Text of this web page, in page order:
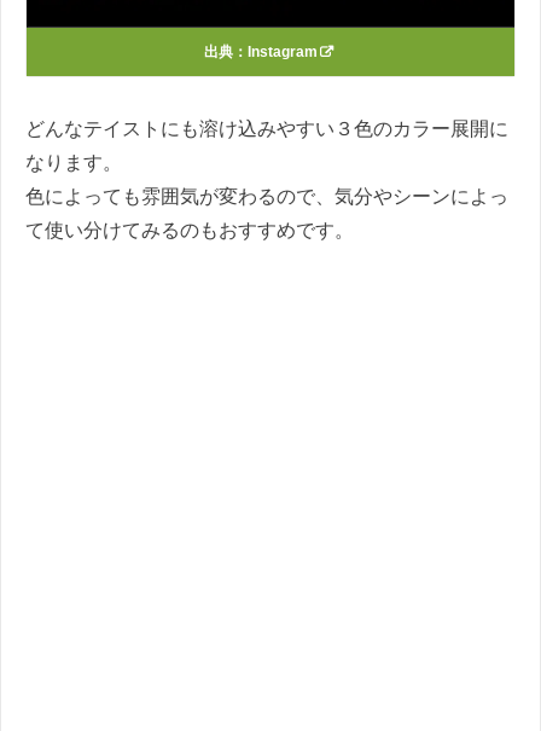
出典： Instagram
どんなテイストにも溶け込みやすい３色のカラー展開に
なります。
色によっても雰囲気が変わるので、気分やシーンによっ
て使い分けてみるのもおすすめです。